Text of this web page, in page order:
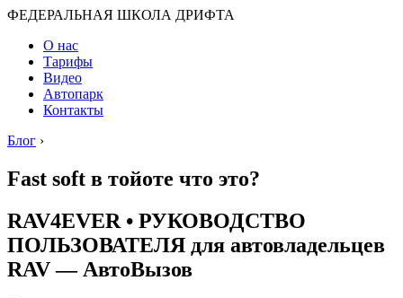
ФЕДЕРАЛЬНАЯ ШКОЛА ДРИФТА
О нас
Тарифы
Видео
Автопарк
Контакты
Блог ›
Fast soft в тойоте что это?
RAV4EVER • РУКОВОДСТВО
ПОЛЬЗОВАТЕЛЯ для автовладельцев
RAV — АвтоВызов